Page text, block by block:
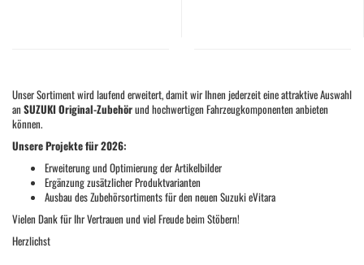
Unser Sortiment wird laufend erweitert, damit wir Ihnen jederzeit eine attraktive Auswahl
an SUZUKI Original-Zubehörund hochwertigen Fahrzeugkomponenten anbieten
können.
Unsere Projekte für 2026:
Erweiterung und Optimierung der Artikelbilder
Ergänzung zusätzlicher Produktvarianten
Ausbau des Zubehörsortiments für den neuen Suzuki eVitara
Vielen Dank für Ihr Vertrauen und viel Freude beim Stöbern!
Herzlichst